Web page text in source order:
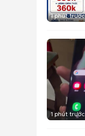
1 phút trước
1 phút trước